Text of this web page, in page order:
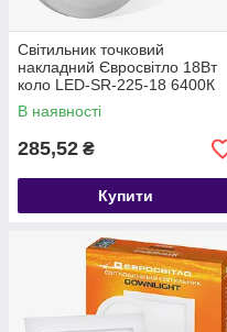
Світильник точковий
накладний Євросвітло 18Вт
коло LED-SR-225-18 6400К
В наявності
285,52 ₴
Купити